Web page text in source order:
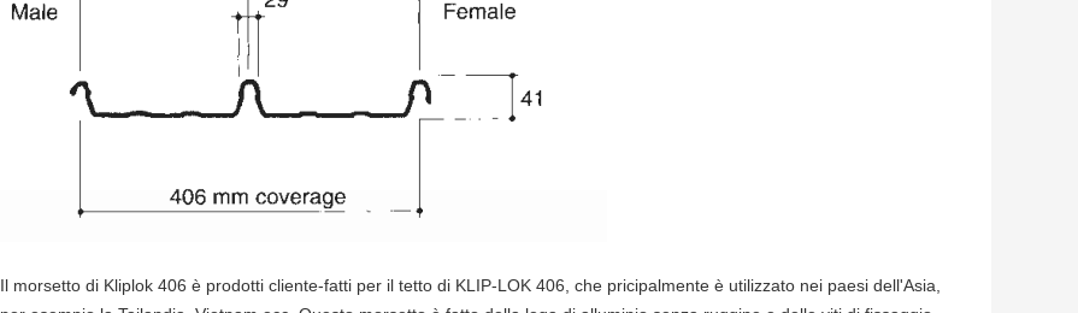
Il morsetto di Kliplok 406 è prodotti cliente-fatti per il tetto di KLIP-LOK 406, che pricipalmente è utilizzato nei paesi dell'Asia,